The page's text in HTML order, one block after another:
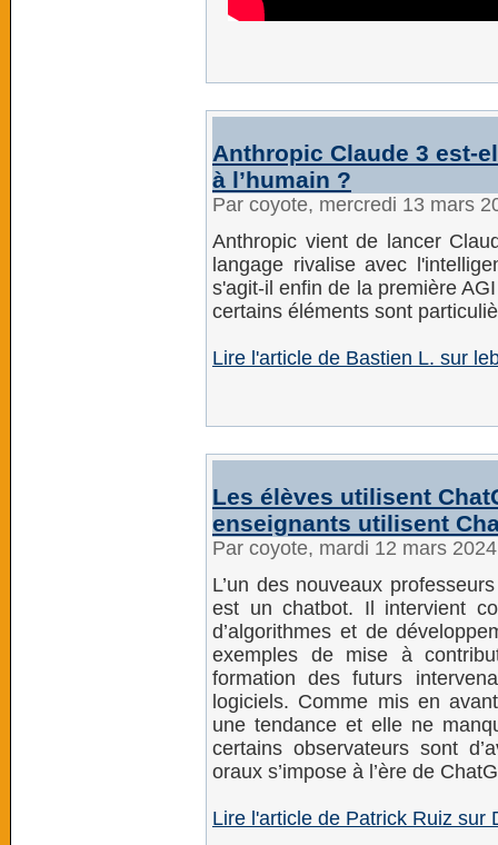
Anthropic Claude 3 est-
à l’humain ?
Par coyote, mercredi 13 mars
Anthropic vient de lancer
langage rivalise avec
s'agit-il enfin de la première
certains éléments sont
Lire l'article de Bastien L. sur
Les élèves utilisent
enseignants utilisent
Par coyote, mardi 12 mars
L’un des nouveaux
est un chatbot. Il intervient
d’algorithmes et de
exemples de mise à
formation des futurs
logiciels. Comme mis en
une tendance et elle ne
certains observateurs sont
oraux s’impose à l’ère de
Lire l'article de Patrick Ruiz sur